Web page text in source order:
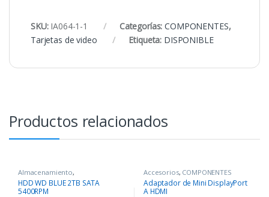
SKU: IA064-1-1 Categorías:COMPONENTES,
Tarjetas de video
Etiqueta: DISPONIBLE
Productos relacionados
Almacenamiento,
COMPONENTES
HDD WD BLUE 2TB SATA
5400RPM
Accesorios, COMPONENTES
Adaptador de Mini DisplayPort
A HDMI